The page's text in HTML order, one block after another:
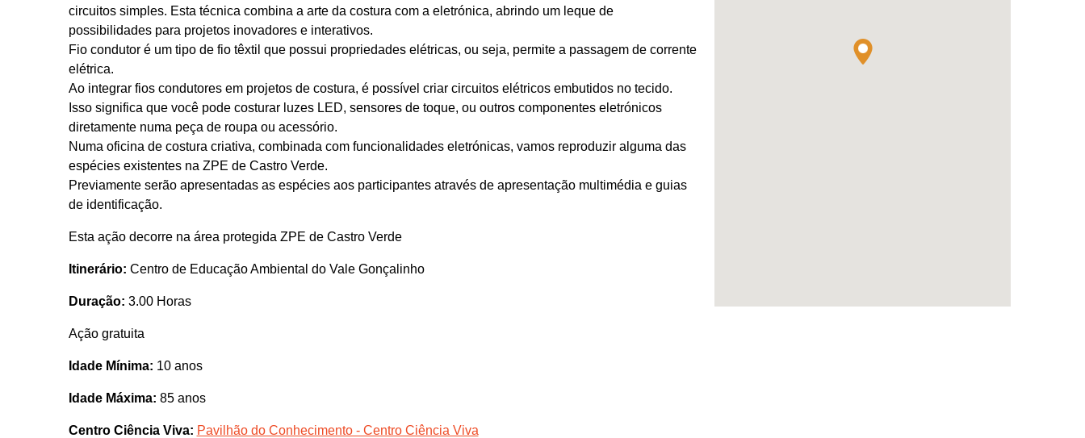
circuitos simples. Esta técnica combina a arte da costura com a eletrónica, abrindo um leque de
possibilidades para projetos inovadores e interativos.
Fio condutor é um tipo de fio têxtil que possui propriedades elétricas, ou seja, permite a passagem de corrente
elétrica.
Ao integrar fios condutores em projetos de costura, é possível criar circuitos elétricos embutidos no tecido.
Isso significa que você pode costurar luzes LED, sensores de toque, ou outros componentes eletrónicos
diretamente numa peça de roupa ou acessório.
Numa oficina de costura criativa, combinada com funcionalidades eletrónicas, vamos reproduzir alguma das
espécies existentes na ZPE de Castro Verde.
Previamente serão apresentadas as espécies aos participantes através de apresentação multimédia e guias
de identificação.
Esta ação decorre na área protegida ZPE de Castro Verde
Itinerário: Centro de Educação Ambiental do Vale Gonçalinho
Duração: 3.00 Horas
Ação gratuita
Idade Mínima: 10 anos
Idade Máxima: 85 anos
Centro Ciência Viva: Pavilhão do Conhecimento - Centro Ciência Viva